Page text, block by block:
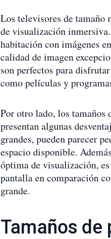
Los televisores de tamaño
de visualización
habitación con imágenes
calidad de imagen
son perfectos para
como películas y
Por otro lado, los tamaños
presentan algunas
grandes, pueden parecer
espacio disponible.
óptima de visualización,
pantalla en comparación
grande.
Tamaños de